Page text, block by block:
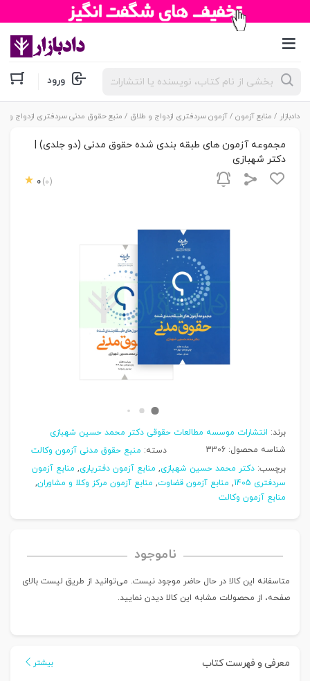
جستجوی
محصولات ورود
دادبازار / منابع آزمون /آزمون سردفتری ازدواج و طلاق / منبع حقوق مدنی سردفتری ازدواج و
مجموعه آزمون های طبقه بندی شده حقوق مدنی (دو جلدی) |
دکتر شهبازی
0 (0)
برند: انتشارات موسسه مطالعات حقوقی دکتر محمد حسین شهبازی
شناسه محصول: 3306 دسته: منبع حقوق مدنی آزمون وکالت
برچسب: دکتر محمد حسین شهبازی, منابع آزمون دفتریاری, منابع آزمون
سردفتری 1405
, منابع آزمون قضاوت, منابع آزمون مرکز وکلا و مشاوران,
منابع آزمون وکالت
ناموجود
متاسفانه این کالا در حال حاضر موجود نیست. می‌توانید از طریق لیست بالای
صفحه، از محصولات مشابه این کالا دیدن نمایید.
معرفی و فهرست کتاب بیشتر